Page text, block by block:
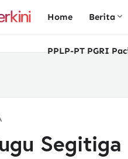
Home Berita
PPLP-PT PGRI